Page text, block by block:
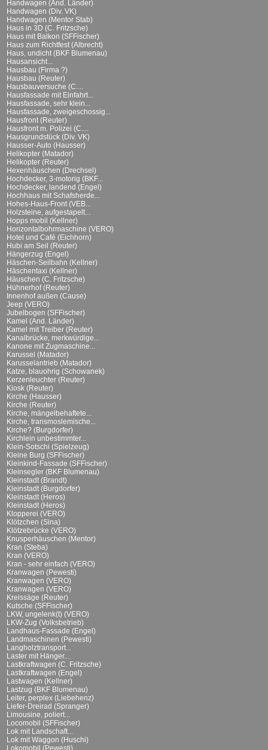
Handwagen (And. Länder)
Handwagen (Div. VK)
Handwagen (Mentor Stab)
Haus in 3D (C. Fritzsche)
Haus mit Balkon (SFFischer)
Haus zum Richtfest (Albrecht)
Haus, undicht (BKF Blumenau)
Hausansicht...
Hausbau (Firma ?)
Hausbau (Reuter)
Hausbauversuche (C....
Hausfassade mit Einfahrt...
Hausfassade, sehr klein...
Hausfassade, zweigeschossig...
Hausfront (Reuter)
Hausfront m. Polizei (C....
Hausgrundstück (Div. VK)
Hausser-Auto (Hausser)
Helikopter (Matador)
Helikopter (Reuter)
Hexenhäuschen (Drechsel)
Hochdecker, 3-motorig (BKF...
Hochdecker, landend (Engel)
Hochhaus mit Schafsherde...
Hohes-Haus-Front (VEB...
Holzsteine, aufgestapelt...
Hopps mobil (Kellner)
Horizontalbohrmaschine (VERO)
Hotel und Café (Eichhorn)
Hubi am Seil (Reuter)
Hängerzug (Engel)
Häschen-Seilbahn (Kellner)
Häschentaxi (Kellner)
Häuschen (C. Fritzsche)
Hühnerhof (Reuter)
Innenhof außen (Cause)
Jeep (VERO)
Jubelbogen (SFFischer)
Kamel (And. Länder)
Kamel mit Treiber (Reuter)
Kanalbrücke, merkwürdige...
Kanone mit Zugmaschine...
Karussel (Matador)
Karusselantrieb (Matador)
Katze, blauohrig (Schowanek)
Kerzenleuchter (Reuter)
Kiosk (Reuter)
Kirche (Hausser)
Kirche (Reuter)
Kirche, mängelbehaftete...
Kirche, transmoslemische...
Kirche? (Burgdorfer)
Kirchlein unbestimmter...
Klein-Sotschi (Spielzeug)
Kleine Burg (SFFischer)
Kleinkind-Fassade (SFFischer)
Kleinsegler (BKF Blumenau)
Kleinstadt (Brandt)
Kleinstadt (Burgdorfer)
Kleinstadt (Heros)
Kleinstadt (Heros)
Klopperei (VERO)
Klötzchen (Sina)
Klötzebrücke (VERO)
Knusperhäuschen (Mentor)
Kran (Steba)
Kran (VERO)
Kran - sehr einfach (VERO)
Kranwagen (Pewesti)
Kranwagen (VERO)
Kranwagen (VERO)
Kreissäge (Reuter)
Kutsche (SFFischer)
LKW, ungelenk(t) (VERO)
LKW-Zug (Volksbetrieb)
Landhaus-Fassade (Engel)
Landmaschinen (Pewesti)
Langholztransport...
Laster mit Hänger...
Lastkraftwagen (C. Fritzsche)
Lastkraftwagen (Engel)
Lastwagen (Kellner)
Lastzug (BKF Blumenau)
Leiter, perplex (Liebehenz)
Liefer-Dreirad (Spranger)
Limousine, poliert...
Locomobil (SFFischer)
Lok mit Landschaft...
Lok mit Waggon (Huschi)
Lokomobil (Pewesti)